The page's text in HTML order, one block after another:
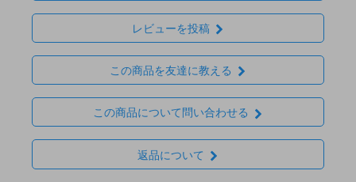
レビューを投稿
この商品を友達に教える
この商品について問い合わせる
返品について